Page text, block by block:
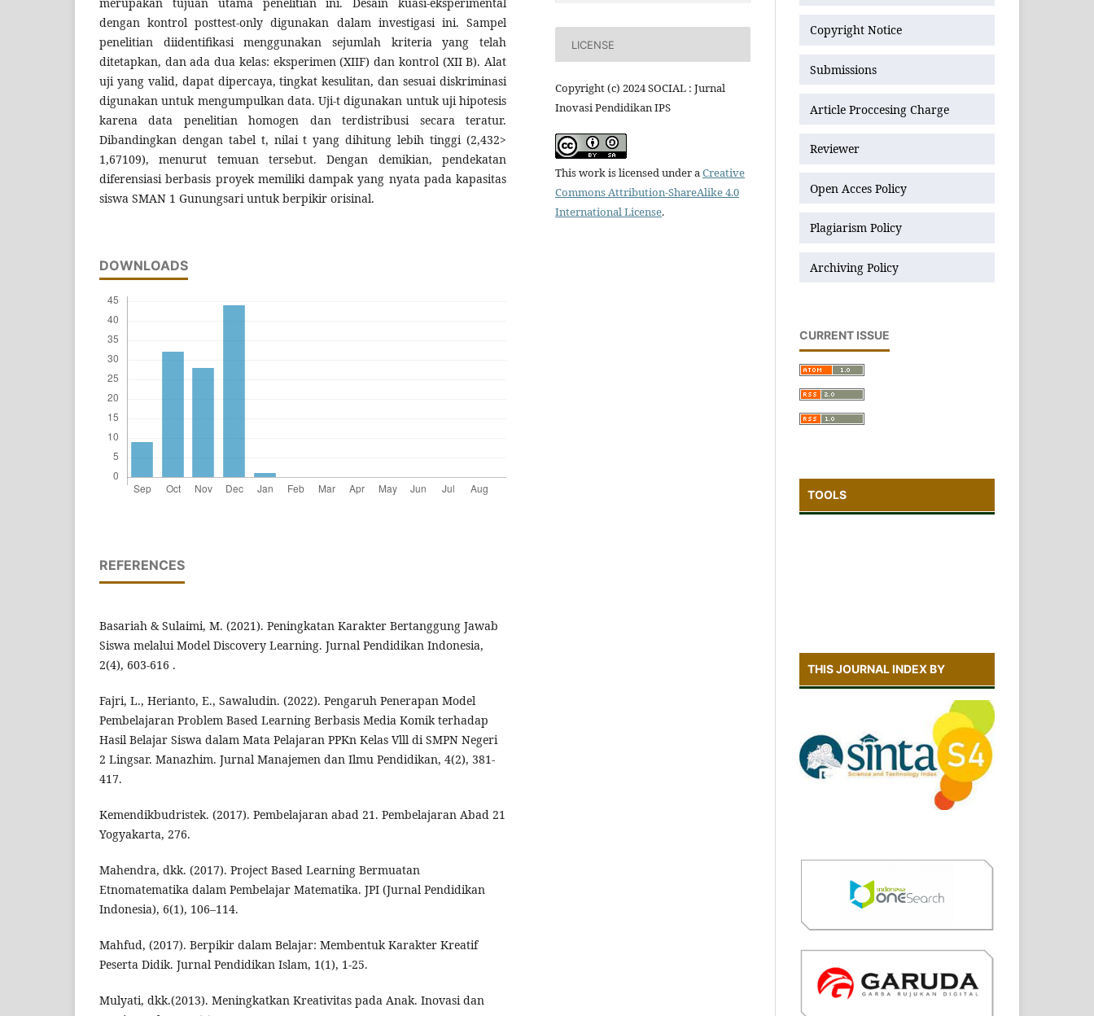
dengan kontrol posttest-only digunakan dalam investigasi ini. Sampel
penelitian diidentifikasi menggunakan sejumlah kriteria yang telah
ditetapkan, dan ada dua kelas: eksperimen (XIIF) dan kontrol (XII B). Alat
uji yang valid, dapat dipercaya, tingkat kesulitan, dan sesuai diskriminasi
digunakan untuk mengumpulkan data. Uji-t digunakan untuk uji hipotesis
karena data penelitian homogen dan terdistribusi secara teratur.
Dibandingkan dengan tabel t, nilai t yang dihitung lebih tinggi (2,432>
1,67109), menurut temuan tersebut. Dengan demikian, pendekatan
diferensiasi berbasis proyek memiliki dampak yang nyata pada kapasitas
siswa SMAN 1 Gunungsari untuk berpikir orisinal.
DOWNLOADS
REFERENCES
Basariah & Sulaimi, M. (2021). Peningkatan Karakter Bertanggung Jawab
Siswa melalui Model Discovery Learning. Jurnal Pendidikan Indonesia,
2(4), 603-616 .
Fajri, L., Herianto, E., Sawaludin. (2022). Pengaruh Penerapan Model
Pembelajaran Problem Based Learning Berbasis Media Komik terhadap
Hasil Belajar Siswa dalam Mata Pelajaran PPKn Kelas Vlll di SMPN Negeri
2 Lingsar. Manazhim. Jurnal Manajemen dan Ilmu Pendidikan, 4(2), 381-
417.
Kemendikbudristek. (2017). Pembelajaran abad 21. Pembelajaran Abad 21
Yogyakarta, 276.
Mahendra, dkk. (2017). Project Based Learning Bermuatan
Etnomatematika dalam Pembelajar Matematika. JPI (Jurnal Pendidikan
Indonesia), 6(1), 106–114.
Mahfud, (2017). Berpikir dalam Belajar: Membentuk Karakter Kreatif
Peserta Didik. Jurnal Pendidikan Islam, 1(1), 1-25.
Mulyati, dkk.(2013). Meningkatkan Kreativitas pada Anak. Inovasi dan
LICENSE
Copyright (c) 2024 SOCIAL : Jurnal
Inovasi Pendidikan IPS
This work is licensed under aCreative
Commons Attribution-ShareAlike 4.0
International License.
Copyright Notice
Submissions
Article Proccesing Charge
Reviewer
Open Acces Policy
Plagiarism Policy
Archiving Policy
CURRENT ISSUE
TOOLS
THIS JOURNAL INDEX BY